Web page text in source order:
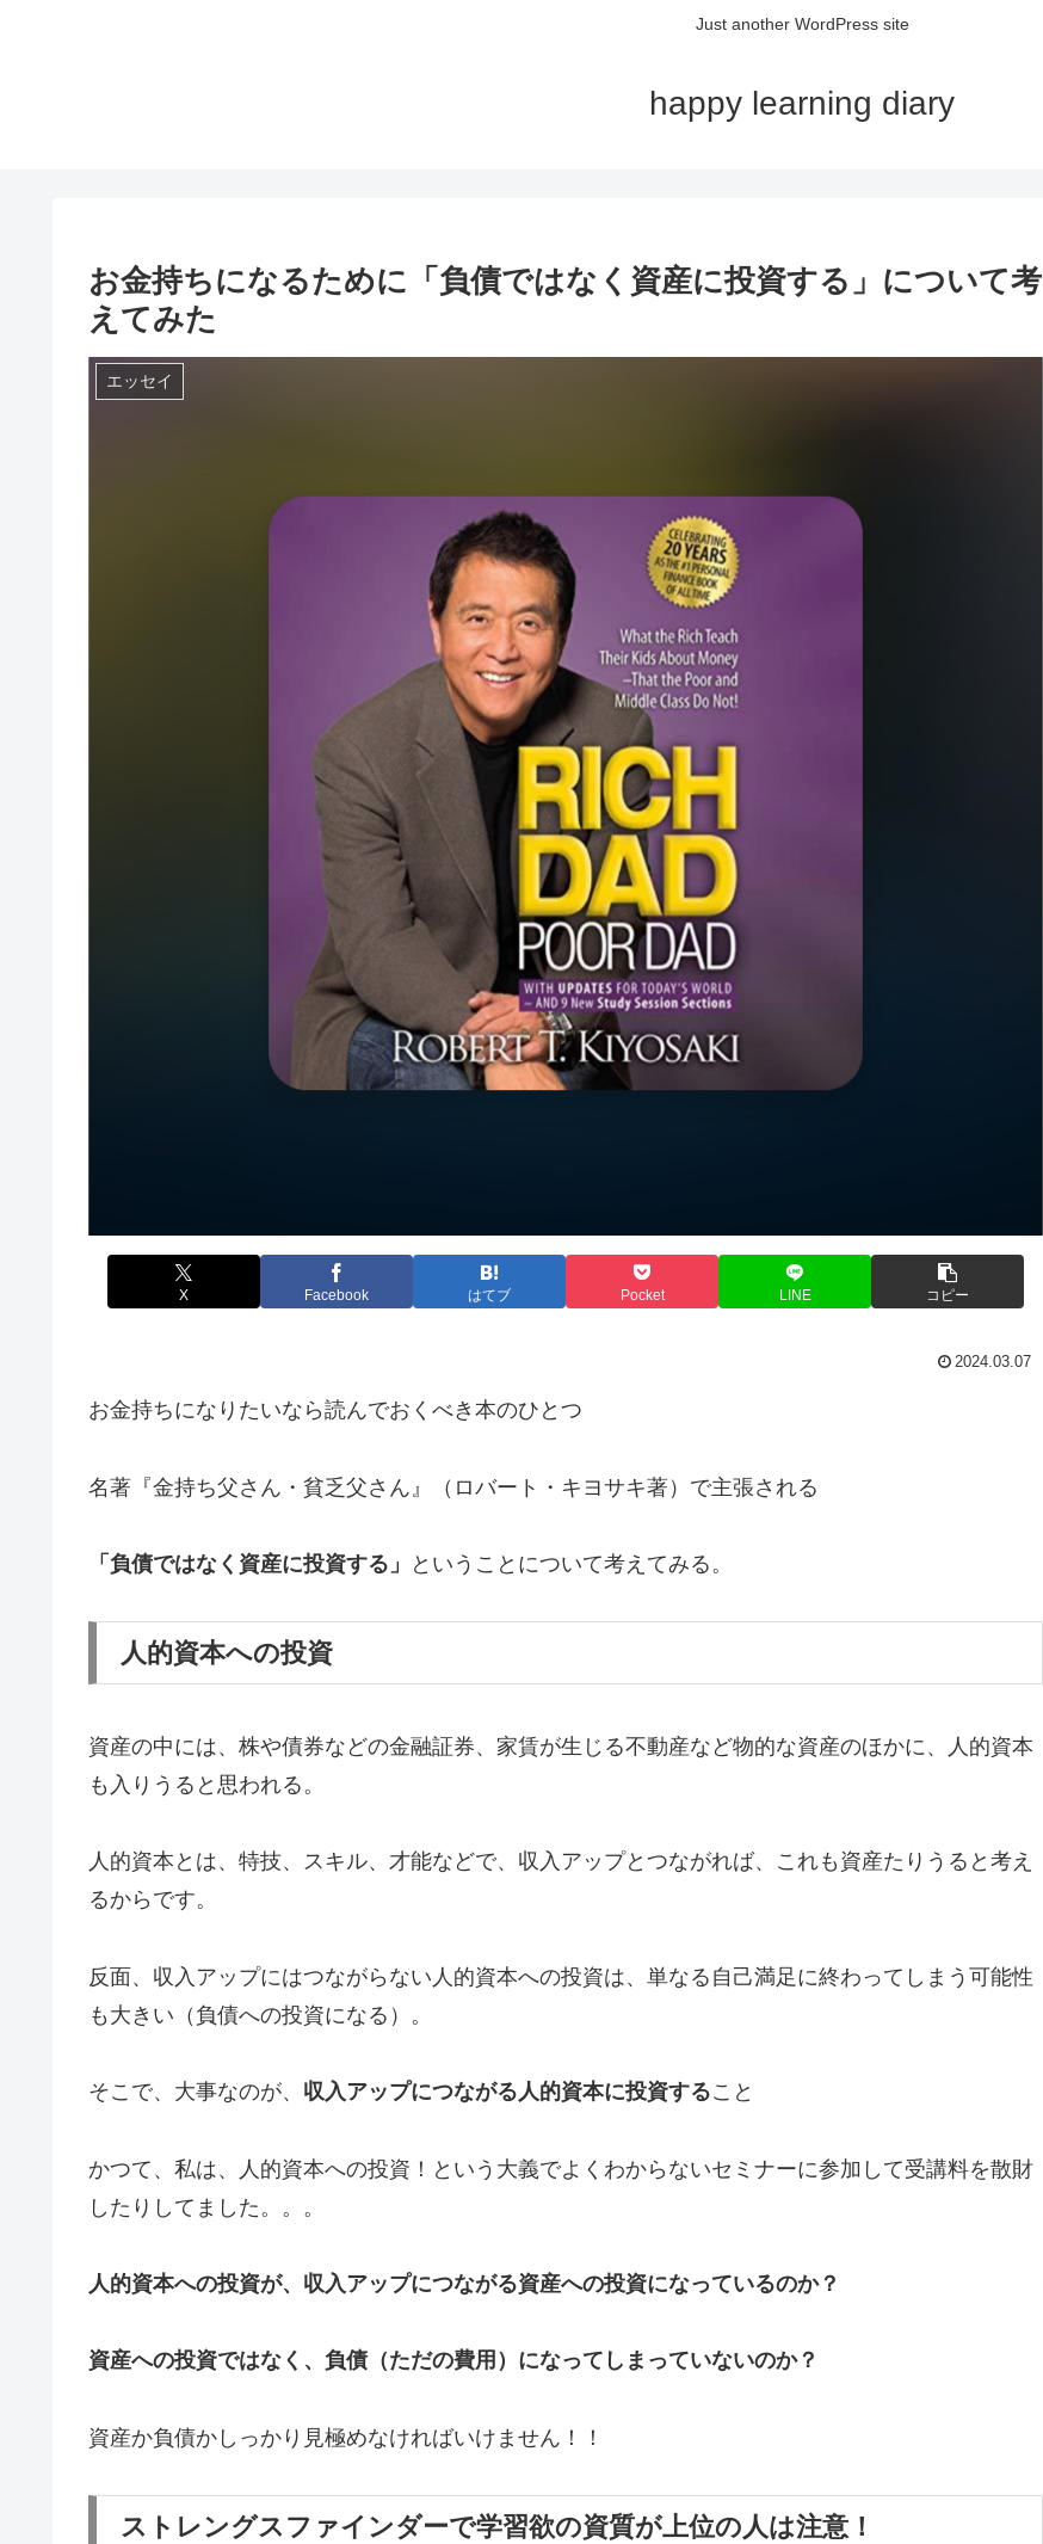
Just another WordPress site
happy learning diary
お金持ちになるために「負債ではなく資産に投資する」について考
えてみた
エッセイ
X Facebook はてブ Pocket LINE コピー
2024.03.07
お金持ちになりたいなら読んでおくべき本のひとつ
名著『金持ち父さん・貧乏父さん』（ロバート・キヨサキ著）で主張される
「負債ではなく資産に投資する」 ということについて考えてみる。
人的資本への投資
資産の中には、株や債券などの金融証券、家賃が生じる不動産など物的な資産のほかに、人的資本
も入りうると思われる。
人的資本とは、特技、スキル、才能などで、収入アップとつながれば、これも資産たりうると考え
るからです。
反面、収入アップにはつながらない人的資本への投資は、単なる自己満足に終わってしまう可能性
も大きい（負債への投資になる）。
そこで、大事なのが、 収入アップにつながる人的資本に投資すること
かつて、私は、人的資本への投資！という大義でよくわからないセミナーに参加して受講料を散財
したりしてました。。。
人的資本への投資が、収入アップにつながる資産への投資になっているのか？
資産への投資ではなく、負債（ただの費用）になってしまっていないのか？
資産か負債かしっかり見極めなければいけません！！
ストレングスファインダーで学習欲の資質が上位の人は注意！